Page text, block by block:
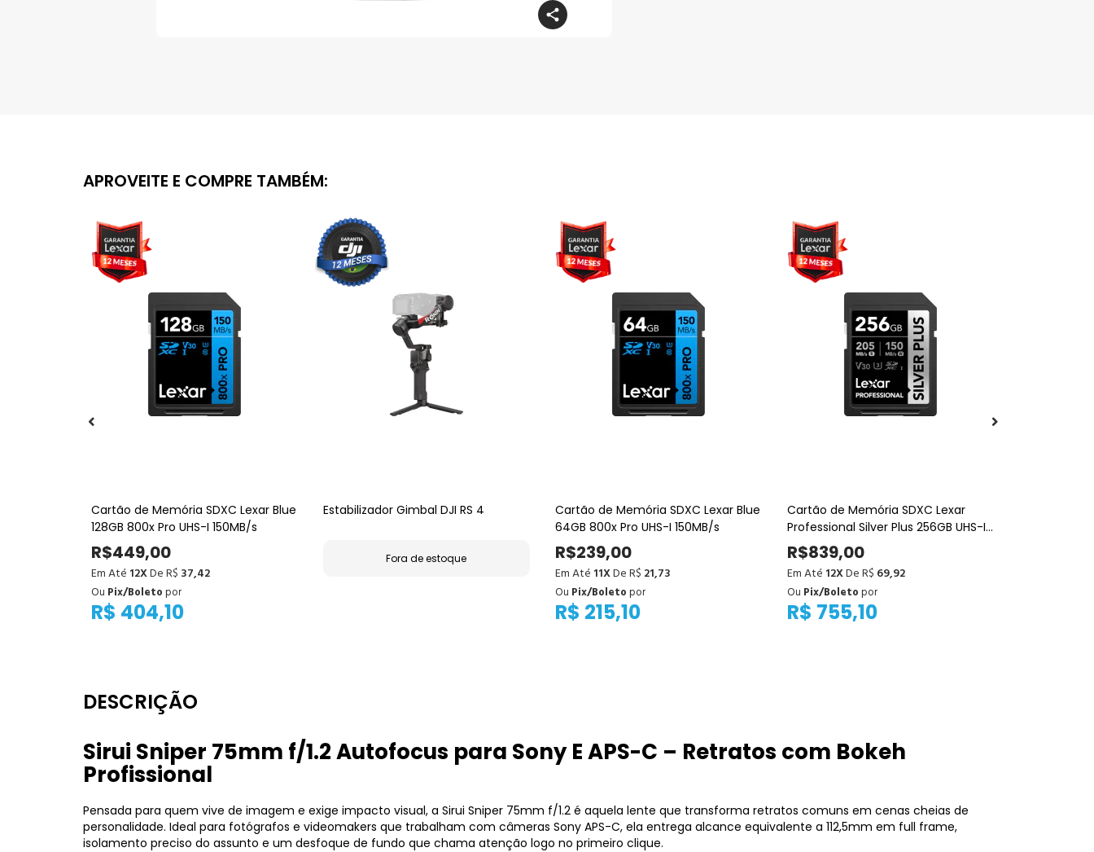
APROVEITE E COMPRE TAMBÉM:
Cartão de Memória SDXC Lexar Blue
128GB 800x Pro UHS-I 150MB/s
R$449,00
Em Até 12XDe R$ 37,42
R$ 404,10
Ou Pix/Boletopor
Estabilizador Gimbal DJI RS 4
Fora de estoque
Cartão de Memória SDXC Lexar Blue
64GB 800x Pro UHS-I 150MB/s
R$239,00
Em Até 11XDe R$ 21,73
R$ 215,10
Ou Pix/Boletopor
Cartão de Memória SDXC Lexar
Professional Silver Plus 256GB UHS-I
205MB/s
R$839,00
Em Até 12XDe R$ 69,92
R$ 755,10
Ou Pix/Boletopor
DESCRIÇÃO
Sirui Sniper 75mm f/1.2 Autofocus para Sony E APS-C – Retratos com Bokeh
Profissional
Pensada para quem vive de imagem e exige impacto visual, a Sirui Sniper 75mm f/1.2 é aquela lente que transforma retratos comuns em cenas cheias de
personalidade. Ideal para fotógrafos e videomakers que trabalham com câmeras Sony APS-C, ela entrega alcance equivalente a 112,5mm em full frame,
isolamento preciso do assunto e um desfoque de fundo que chama atenção logo no primeiro clique.